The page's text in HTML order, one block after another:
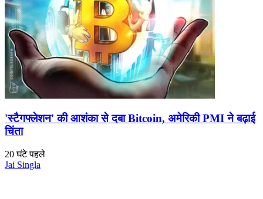
'स्टैगफ्लेशन' की आशंका से दबा Bitcoin, अमेरिकी PMI ने बढ़ाई
चिंता
20 घंटे पहले
Jai Singla